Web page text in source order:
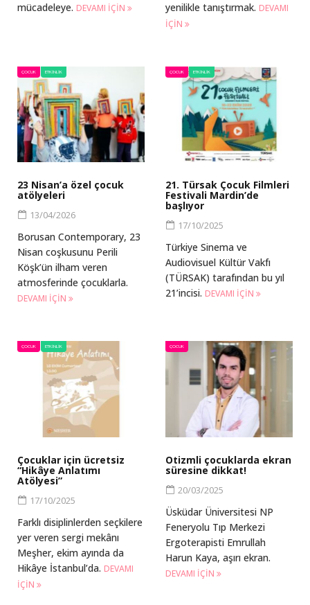
mücadeleye. DEVAMI IÇIN
yenilikle tanıştırmak. DEVAMI
IÇIN
ÇOCUK ETKINLIK
23 Nisan’a özel çocuk
atölyeleri
13/04/2026
Borusan Contemporary, 23
Nisan coşkusunu Perili
Köşk’ün ilham veren
atmosferinde çocuklarla.
DEVAMI IÇIN
ÇOCUK ETKINLIK
21. Türsak Çocuk Filmleri
Festivali Mardin’de
başlıyor
17/10/2025
Türkiye Sinema ve
Audiovisuel Kültür Vakfı
(TÜRSAK) tarafından bu yıl
21’incisi. DEVAMI IÇIN
ÇOCUK ETKINLIK
Çocuklar için ücretsiz
“Hikâye Anlatımı
Atölyesi”
17/10/2025
Farklı disiplinlerden seçkilere
yer veren sergi mekânı
Meşher, ekim ayında da
Hikâye İstanbul’da. DEVAMI
IÇIN
ÇOCUK
Otizmli çocuklarda ekran
süresine dikkat!
20/03/2025
Üsküdar Üniversitesi NP
Feneryolu Tıp Merkezi
Ergoterapisti Emrullah
Harun Kaya, aşırı ekran.
DEVAMI IÇIN